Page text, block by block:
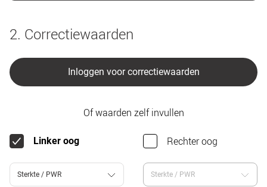
2. Correctiewaarden
Inloggen voor correctiewaarden
Of waarden zelf invullen
Linker oog Rechter oog
Sterkte / PWR Sterkte / PWR